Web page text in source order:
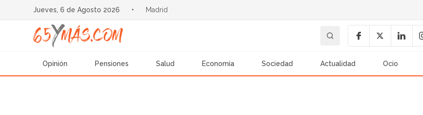
Jueves, 6 de Agosto 2026 • Madrid
Opinión Pensiones Salud Economía Sociedad Actualidad Ocio